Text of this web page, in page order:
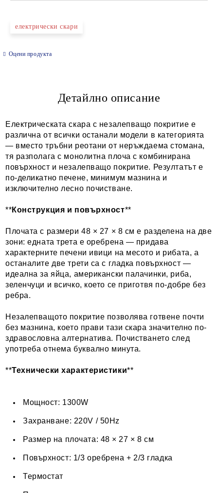
Ние ще се свържем с вас в рамките на работния ден.
електрически скари
Оцени продукта
Детайлно описание
Електрическата скара с незалепващо покритие е
различна от всички останали модели в категорията
— вместо тръбни реотани от неръждаема стомана,
тя разполага с монолитна плоча с комбинирана
повърхност и незалепващо покритие. Резултатът е
по-деликатно печене, минимум мазнина и
изключително лесно почистване.
**Конструкция и повърхност**
Плочата с размери 48 × 27 × 8 см е разделена на две
зони: едната трета е оребрена — придава
характерните печени ивици на месото и рибата, а
останалите две трети са с гладка повърхност —
идеална за яйца, американски палачинки, риба,
зеленчуци и всичко, което се приготвя по-добре без
ребра.
Незалепващото покритие позволява готвене почти
без мазнина, което прави тази скара значително по-
здравословна алтернатива. Почистването след
употреба отнема буквално минута.
**Технически характеристики**
Мощност: 1300W
Захранване: 220V / 50Hz
Размер на плочата: 48 × 27 × 8 см
Повърхност: 1/3 оребрена + 2/3 гладка
Термостат